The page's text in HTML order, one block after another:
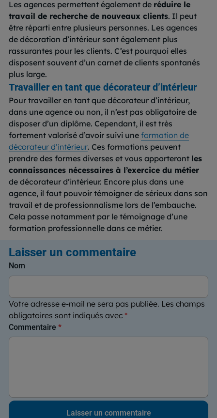
Les agences permettent également de réduire le
travail de recherche de nouveaux clients. Il peut
être réparti entre plusieurs personnes. Les agences
de décoration d’intérieur sont également plus
rassurantes pour les clients. C’est pourquoi elles
disposent souvent d’un carnet de clients spontanés
plus large.
Travailler en tant que décorateur d’intérieur
Pour travailler en tant que décorateur d’intérieur,
dans une agence ou non, il n’est pas obligatoire de
disposer d’un diplôme. Cependant, il est très
fortement valorisé d’avoir suivi une formation de
décorateur d’intérieur. Ces formations peuvent
prendre des formes diverses et vous apporteront les
connaissances nécessaires à l’exercice du métier
de décorateur d’intérieur. Encore plus dans une
agence, il faut pouvoir témoigner de sérieux dans son
travail et de professionnalisme lors de l’embauche.
Cela passe notamment par le témoignage d’une
formation professionnelle dans ce métier.
Laisser un commentaire
Votre adresse e-mail ne sera pas publiée. Les champs
obligatoires sont indiqués avec *
Nom
Commentaire *